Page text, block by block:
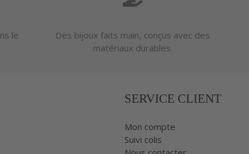
le
Des bijoux faits main, conçus avec des
matériaux durables.
SERVICE CLIENT
Mon compte
Suivi colis